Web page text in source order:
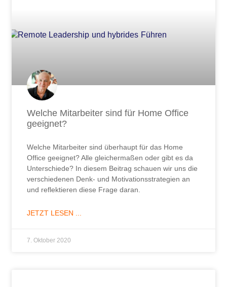
Welche Mitarbeiter sind für Home Office
geeignet?
Welche Mitarbeiter sind überhaupt für das Home
Office geeignet? Alle gleichermaßen oder gibt es da
Unterschiede? In diesem Beitrag schauen wir uns die
verschiedenen Denk- und Motivationsstrategien an
und reflektieren diese Frage daran.
JETZT LESEN ...
7. Oktober 2020